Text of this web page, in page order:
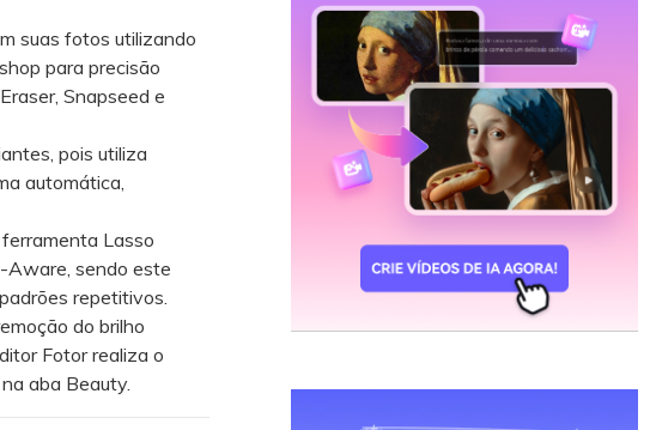
suas fotos utilizando
para precisão
Snapseed e
pois utiliza
automática,
Lasso
Aware, sendo este
repetitivos.
do brilho
Fotor realiza o
aba Beauty.